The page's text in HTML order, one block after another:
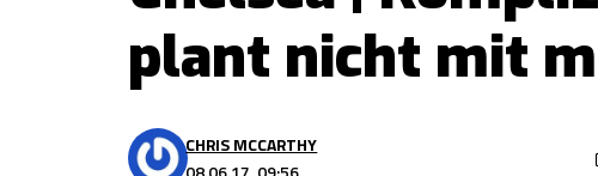
plant nicht mit
CHRIS MCCARTHY